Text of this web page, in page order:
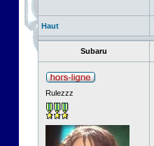
Haut
Subaru
Rulezzz